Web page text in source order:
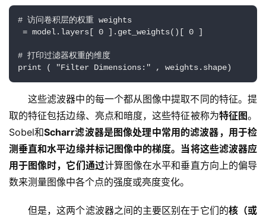
# 访问卷积层的权重 weights
= model.layers[ 0 ].get_weights()[ 0 ]
# 打印过滤器权重的维度
print ( "Filter Dimensions:" , weights.shape)
这些滤波器中的每一个都从图像中提取不同的特征。提
取的特征包括边缘、亮点和暗度，这些特征被称为特征图。
Sobel和Scharr滤波器是图像处理中常用的滤波器，用于检
测垂直和水平边缘并标记图像中的梯度。当将这些滤波器应
用于图像时，它们通过计算图像在水平和垂直方向上的偏导
数来测量图像中各个点的强度或亮度变化。
但是，这两个滤波器之间的主要区别在于它们的核（或